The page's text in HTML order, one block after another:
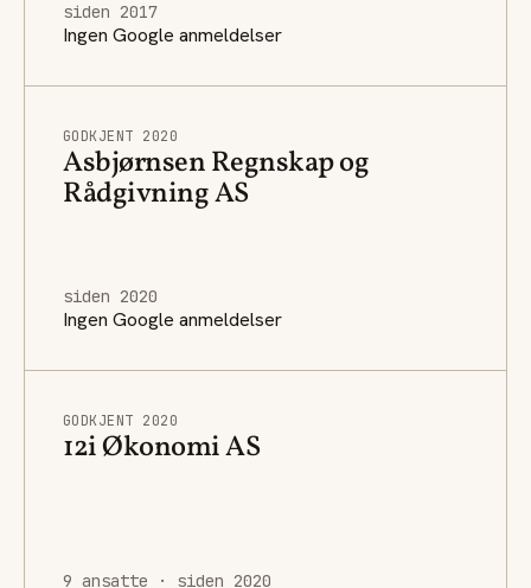
siden 2017
Ingen Google anmeldelser
GODKJENT 2020
Asbjørnsen Regnskap og
Rådgivning AS
siden 2020
Ingen Google anmeldelser
GODKJENT 2020
12i Økonomi AS
9 ansatte · siden 2020